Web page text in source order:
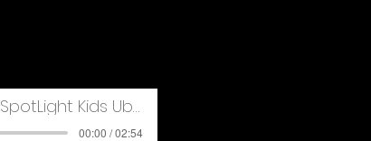
SpotLight Kids Übefile
00:00 / 02:54